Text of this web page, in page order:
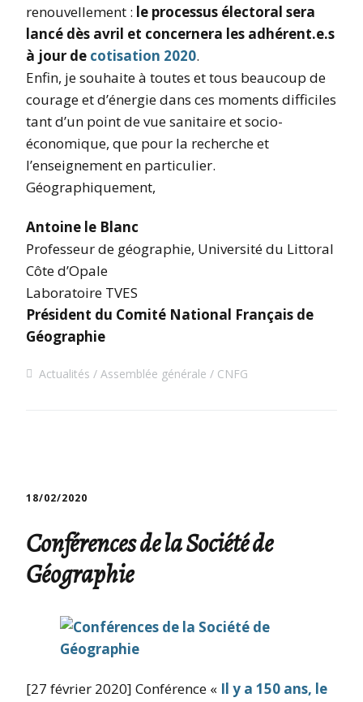
renouvellement : le processus électoral sera
lancé dès avril et concernera les adhérent.e.s
à jour de cotisation 2020.
Enfin, je souhaite à toutes et tous beaucoup de
courage et d’énergie dans ces moments difficiles
tant d’un point de vue sanitaire et socio-
économique, que pour la recherche et
l’enseignement en particulier.
Géographiquement,
Antoine le Blanc
Professeur de géographie, Université du Littoral
Côte d’Opale
Laboratoire TVES
Président du Comité National Français de
Géographie
Actualités Assemblée générale CNFG
18/02/2020
Conférences de la Société de
Géographie
[27 février 2020] Conférence « Il y a 150 ans, le